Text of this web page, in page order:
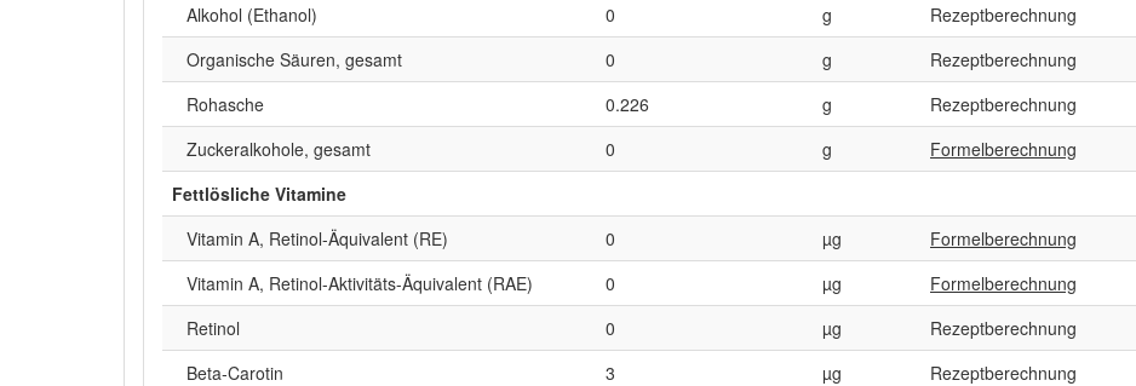
Alkohol (Ethanol)
0 g
Rezeptberechnung
Organische Säuren, gesamt
0 g
Rezeptberechnung
Rohasche
0.226 g
Rezeptberechnung
Zuckeralkohole, gesamt
0 g
Formelberechnung
Fettlösliche Vitamine
Vitamin A, Retinol-Äquivalent (RE)
0 µg
Formelberechnung
Vitamin A, Retinol-Aktivitäts-Äquivalent (RAE)
0 µg
Formelberechnung
Retinol
0 µg
Rezeptberechnung
Beta‑Carotin
3 µg
Rezeptberechnung